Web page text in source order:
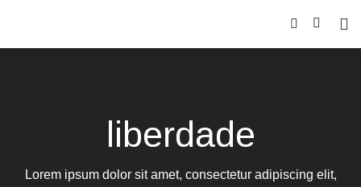
liberdade
Lorem ipsum dolor sit amet, consectetur adipiscing elit,